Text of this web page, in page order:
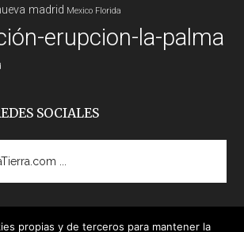
madrid Mexico Florida
erupcion-la-palma
SOCIALES
propias y de terceros para mantener la